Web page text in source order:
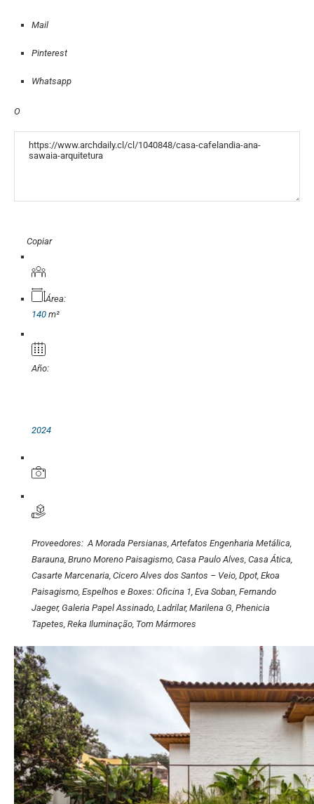
Mail
Pinterest
Whatsapp
O
Copiar
Área:
140 m²
Año:
2024
Proveedores: A Morada Persianas Artefatos Engenharia Metálica
Barauna Bruno Moreno Paisagismo Casa Paulo Alves Casa Ática
Casarte Marcenaria Cicero Alves dos Santos – Veio Dpot Ekoa
Paisagismo Espelhos e Boxes: Oficina 1 Eva Soban Fernando
Jaeger, Galeria Papel Assinado Ladrilar, Marilena G Phenicia
Tapetes Reka Iluminação Tom Mármores